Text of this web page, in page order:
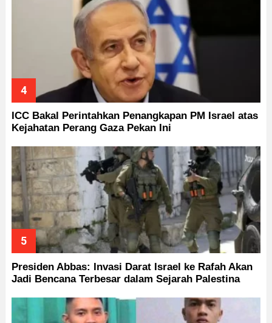
ICC Bakal Perintahkan Penangkapan PM Israel atas
Kejahatan Perang Gaza Pekan Ini
Presiden Abbas: Invasi Darat Israel ke Rafah Akan
Jadi Bencana Terbesar dalam Sejarah Palestina